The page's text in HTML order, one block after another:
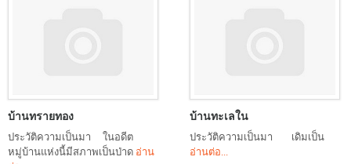
บ้านทรายทอง
ประวัติความเป็นมา ในอดีต
หมู่บ้านแห่งนี้มีสภาพเป็นป่าด อ่าน
บ้านทะเลใน
ประวัติความเป็นมา เดิมเป็น
อ่านต่อ...